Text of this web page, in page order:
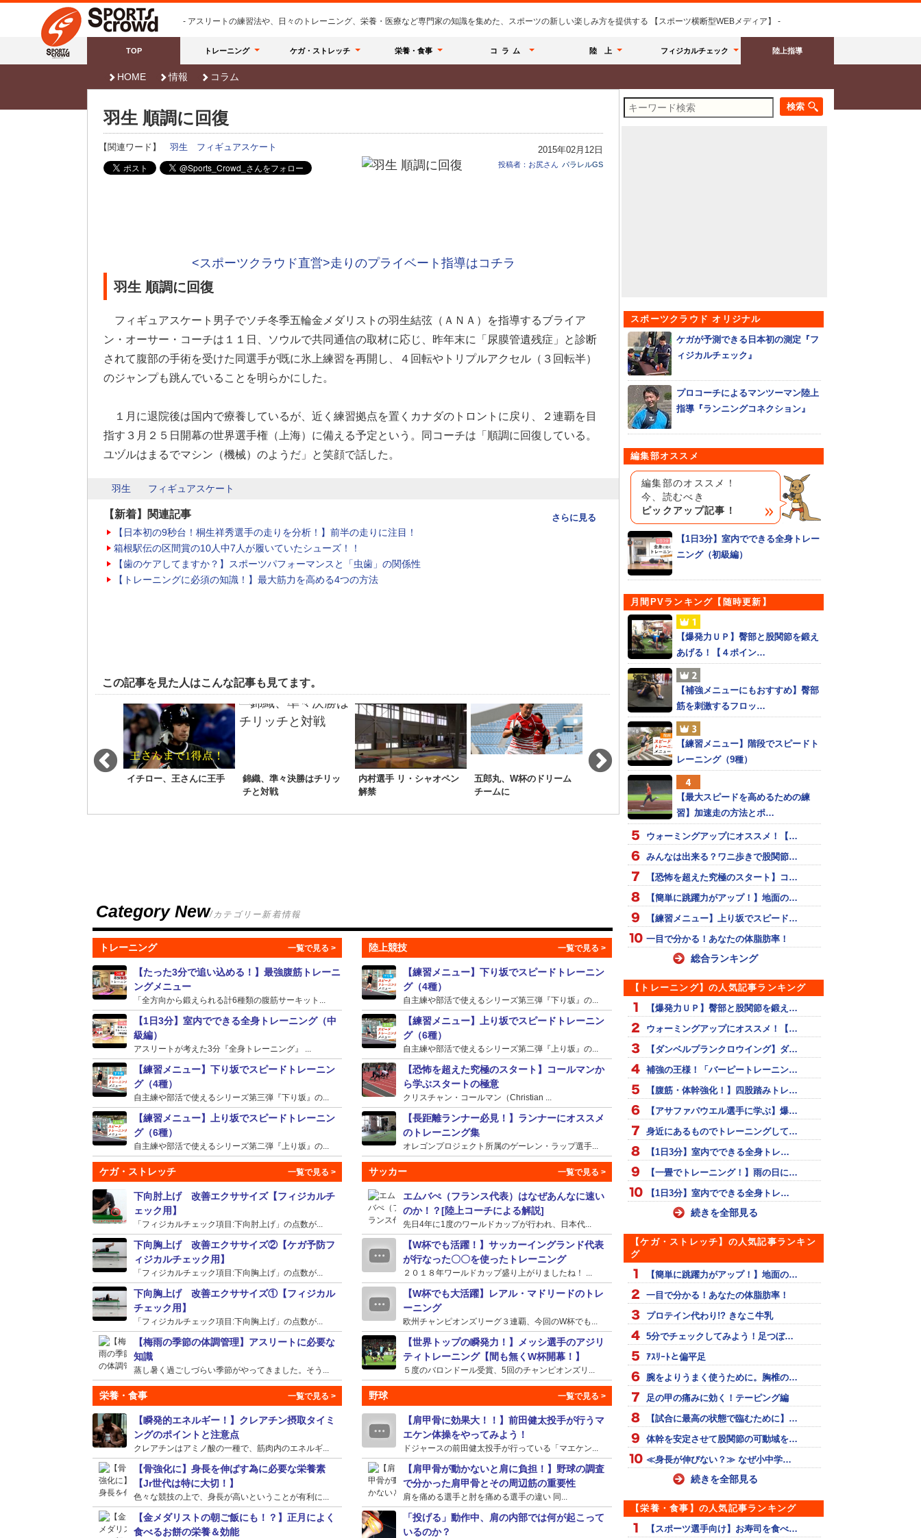
- アスリートの練習法や、日々のトレーニング、栄養・医療など専門家の知識を集めた、スポーツの新しい楽しみ方を提供する 【スポーツ横断型WEBメディア】 -
TOP トレーニング ケガ・ストレッチ 栄養・食事 コラム 陸 上 フィジカルチェック 陸上指導
HOME 情報 コラム
羽生 順調に回復
【関連ワード】 羽生 フィギュアスケート 2015年02月12日
投稿者：お尻さん パラレルGS
<スポーツクラウド直営>走りのプライベート指導はコチラ
羽生 順調に回復
フィギュアスケート男子でソチ冬季五輪金メダリストの羽生結弦（ＡＮＡ）を指導するブライア
ン・オーサー・コーチは１１日、ソウルで共同通信の取材に応じ、昨年末に「尿膜管遺残症」と診断
されて腹部の手術を受けた同選手が既に氷上練習を再開し、４回転やトリプルアクセル（３回転半）
のジャンプも跳んでいることを明らかにした。
１月に退院後は国内で療養しているが、近く練習拠点を置くカナダのトロントに戻り、２連覇を目
指す３月２５日開幕の世界選手権（上海）に備える予定という。同コーチは「順調に回復している。
ユヅルはまるでマシン（機械）のようだ」と笑顔で話した。
羽生 フィギュアスケート
【新着】関連記事 さらに見る
【日本初の9秒台！桐生祥秀選手の走りを分析！】前半の走りに注目！
箱根駅伝の区間賞の10人中7人が履いていたシューズ！！
【歯のケアしてますか？】スポーツパフォーマンスと「虫歯」の関係性
【トレーニングに必須の知識！】最大筋力を高める4つの方法
この記事を見た人はこんな記事も見てます。
イチロー、王さんに王手
錦織、準々決勝はチリッ
チと対戦
内村選手 リ・シャオペン
解禁
五郎丸、W杯のドリーム
チームに
矢野 逆転３ラン！
ベレージ
Category New/カテゴリー新着情報
トレーニング
【たった3分で追い込める！】最強腹筋トレーニ
ングメニュー
「全方向から鍛えられる計6種類の腹筋サーキット...
【1日3分】室内でできる全身トレーニング（中
級編）
アスリートが考えた3分『全身トレーニング』 ...
【練習メニュー】下り坂でスピードトレーニン
グ（4種）
自主練や部活で使えるシリーズ第三弾『下り坂』の...
【練習メニュー】上り坂でスピードトレーニン
グ（6種）
自主練や部活で使えるシリーズ第二弾『上り坂』の...
陸上競技
【練習メニュー】下り坂でスピードトレーニン
グ（4種）
自主練や部活で使えるシリーズ第三弾『下り坂』の...
【練習メニュー】上り坂でスピードトレーニン
グ（6種）
自主練や部活で使えるシリーズ第二弾『上り坂』の...
【恐怖を超えた究極のスタート】コールマンか
ら学ぶスタートの極意
クリスチャン・コールマン（Christian ...
【長距離ランナー必見！】ランナーにオススメ
のトレーニング集
オレゴンプロジェクト所属のゲーレン・ラップ選手...
ケガ・ストレッチ
下向肘上げ 改善エクササイズ【フィジカルチ
ェック用】
「フィジカルチェック項目:下向肘上げ」の点数が...
下向胸上げ 改善エクササイズ②【ケガ予防フ
ィジカルチェック用】
「フィジカルチェック項目:下向胸上げ」の点数が...
下向胸上げ 改善エクササイズ①【フィジカル
チェック用】
「フィジカルチェック項目:下向胸上げ」の点数が...
【梅雨の季節の体調管理】アスリートに必要な
知識
蒸し暑く過ごしづらい季節がやってきました。そう...
サッカー
エムバぺ（フランス代表）はなぜあんなに速い
のか！？[陸上コーチによる解説]
先日4年に1度のワールドカップが行われ、日本代...
【W杯でも活躍！】サッカーイングランド代表
が行なった〇〇を使ったトレーニング
２０１８年ワールドカップ盛り上がりましたね！ ...
【W杯でも大活躍】レアル・マドリードのトレ
ーニング
欧州チャンピオンズリーグ３連覇、今回のW杯でも...
【世界トップの瞬発力！】メッシ選手のアジリ
ティトレーニング【間も無くW杯開幕！】
５度のバロンドール受賞、5回のチャンピオンズリ...
栄養・食事
【瞬発的エネルギー！】クレアチン摂取タイミ
ングのポイントと注意点
クレアチンはアミノ酸の一種で、筋肉内のエネルギ...
【骨強化に】身長を伸ばす為に必要な栄養素
【Jr世代は特に大切！】
色々な競技の上で、身長が高いということが有利に...
【金メダリストの朝ご飯にも！？】正月によく
食べるお餅の栄養＆効能
野球
【肩甲骨に効果大！！】前田健太投手が行うマ
エケン体操をやってみよう！
ドジャースの前田健太投手が行っている「マエケン...
【肩甲骨が動かないと肩に負担！】野球の調査
で分かった肩甲骨とその周辺筋の重要性
肩を痛める選手と肘を痛める選手の違い 同...
「投げる」動作中、肩の内部では何が起こって
いるのか？
スポーツクラウド オリジナル
ケガが予測できる日本初の測定『フ
ィジカルチェック』
プロコーチによるマンツーマン陸上
指導『ランニングコネクション』
編集部オススメ
編集部のオススメ！
今、読むべき
ピックアップ記事！
【1日3分】室内でできる全身トレー
ニング（初級編）
月間PVランキング【随時更新】
【爆発力ＵＰ】臀部と股関節を鍛え
あげる！【４ポイン…
【補強メニューにもおすすめ】臀部
筋を刺激するフロッ…
【練習メニュー】階段でスピードト
レーニング（9種）
【最大スピードを高めるための練
習】加速走の方法とポ…
ウォーミングアップにオススメ！【…
みんなは出来る？ワニ歩きで股関節…
【恐怖を超えた究極のスタート】コ…
【簡単に跳躍力がアップ！】地面の…
【練習メニュー】上り坂でスピード…
一目で分かる！あなたの体脂肪率！
総合ランキング
【トレーニング】の人気記事ランキング
【爆発力ＵＰ】臀部と股関節を鍛え…
ウォーミングアップにオススメ！【…
【ダンベルプランクロウイング】ダ…
補強の王様！「バーピートレーニン…
【腹筋・体幹強化！】四股踏みトレ…
【アサファパウエル選手に学ぶ】爆…
身近にあるものでトレーニングして…
【1日3分】室内でできる全身トレ…
【一畳でトレーニング！】雨の日に…
【1日3分】室内でできる全身トレ…
続きを全部見る
【ケガ・ストレッチ】の人気記事ランキン
グ
【簡単に跳躍力がアップ！】地面の…
一目で分かる！あなたの体脂肪率！
プロテイン代わり!? きなこ牛乳
5分でチェックしてみよう！足つぼ…
ｱｽﾘｰﾄと偏平足
腕をよりうまく使うために。胸椎の…
足の甲の痛みに効く！テーピング編
【試合に最高の状態で臨むために】…
体幹を安定させて股関節の可動域を…
≪身長が伸びない？≫ なぜ小中学…
続きを全部見る
【栄養・食事】の人気記事ランキング
【スポーツ選手向け】お寿司を食べ…